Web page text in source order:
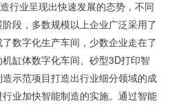
行业呈现出快速发展的态势，不同
段，多数规模以上企业广泛采用了
数字化生产车间，少数企业走在了
缸体数字化车间、砂型3D打印智
示范项目打造出行业细分领域的成
业加快智能制造的实施。通过智能